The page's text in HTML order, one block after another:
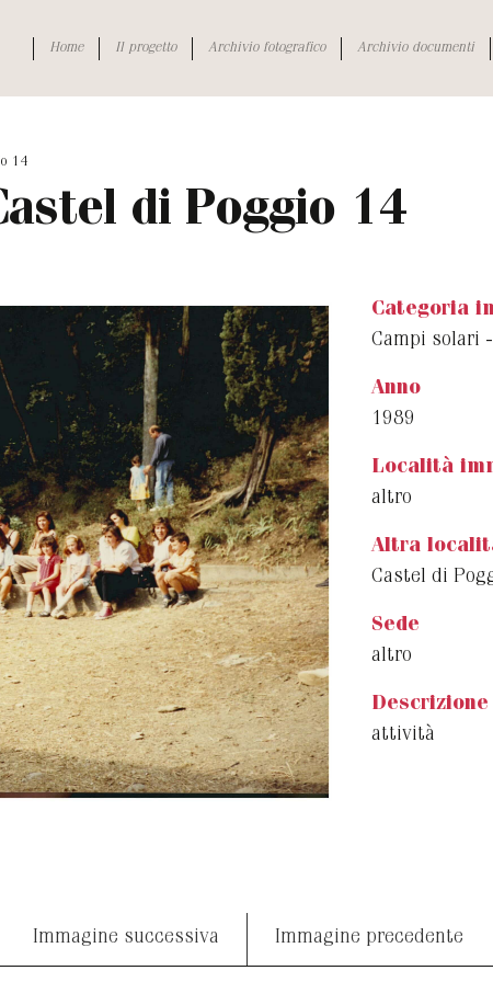
Home Il progetto Archivio fotografico Archivio documenti
14
di Poggio 14
Categoria
Campi solari
Anno
1989
Località
altro
Altra
Castel di
Sede
altro
Descrizione
attività
Immagine successiva Immagine precedente